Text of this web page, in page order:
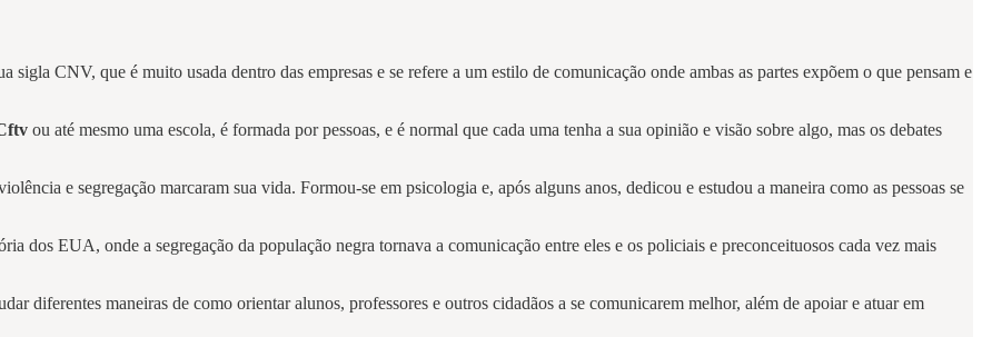
CNV, que é muito usada dentro das empresas e se refere a um estilo de comunicação onde ambas as partes expõem o que pensam e
ou até mesmo uma escola, é formada por pessoas, e é normal que cada uma tenha a sua opinião e visão sobre algo, mas os debates
e segregação marcaram sua vida. Formou-se em psicologia e, após alguns anos, dedicou e estudou a maneira como as pessoas se
dos EUA, onde a segregação da população negra tornava a comunicação entre eles e os policiais e preconceituosos cada vez mais
diferentes maneiras de como orientar alunos, professores e outros cidadãos a se comunicarem melhor, além de apoiar e atuar em